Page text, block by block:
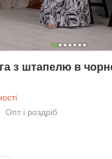
з штапелю в
Опт і роздріб